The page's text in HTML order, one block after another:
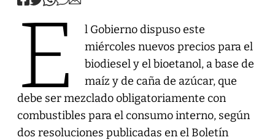
E
l Gobierno dispuso este
miércoles nuevos precios para el
biodiesel y el bioetanol, a base de
maíz y de caña de azúcar, que
debe ser mezclado obligatoriamente con
combustibles para el consumo interno, según
dos resoluciones publicadas en el Boletín